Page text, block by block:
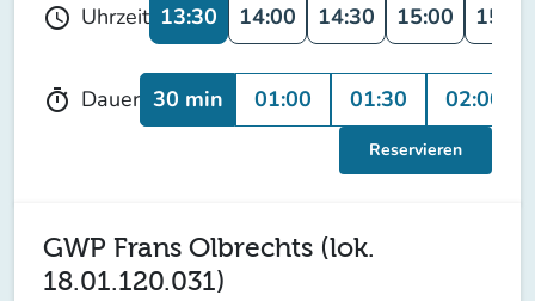
schedule Uhrzeit 13:30 14:00 14:30 15:00 15:30
timer Dauer 30 min 01:00 01:30 02:00
Reservieren
GWP Frans Olbrechts (lok.
18.01.120.031)